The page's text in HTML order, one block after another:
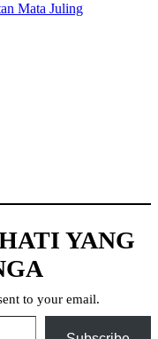
Mata Juling
YANG
to your email.